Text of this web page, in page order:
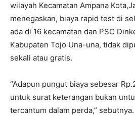
wilayah Kecamatan Ampana
menegaskan, biaya rapid test di
ada di 16 kecamatan dan PSC
Kabupaten Tojo Una-una, tidak
sekali atau gratis.
“Adapun pungut biaya sebesar
untuk surat keterangan bukan
tercantum dalam perda,” sebutnya.